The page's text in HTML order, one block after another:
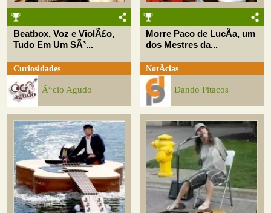
Beatbox, Voz e ViolÃ£o,
Tudo Em Um SÃ³...
Curiosidades
Ã“cio Agudo
Morre Paco de LucÃ­a, um
dos Mestres da...
NotÃ­cias
Dando Pitacos